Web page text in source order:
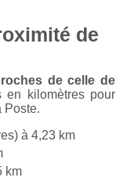
de
de celle de
en kilomètres pour
Poste.
à 4,23 km
km